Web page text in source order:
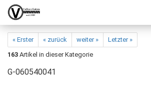
« Erster « zurück weiter »
Letzter »
163 Artikel in dieser Kategorie
G-060540041